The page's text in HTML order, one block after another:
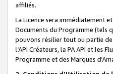
affiliés.
La Licence sera immédiatement
Documents du Programme (tels
pouvons résilier tout ou partie
l’API Créateurs, la PA API et les
Programme et des Marques